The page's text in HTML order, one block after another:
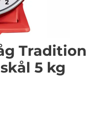
Tradition
5 kg